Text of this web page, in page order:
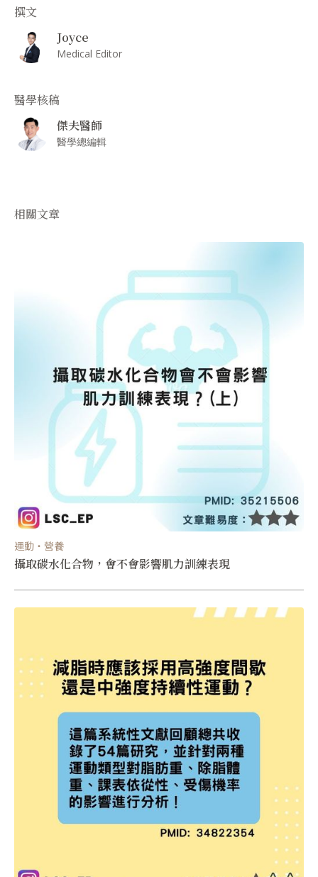
撰文
Joyce
Medical Editor
醫學核稿
傑夫醫師
醫學總編輯
相關文章
運動・營養
攝取碳水化合物，會不會影響肌力訓練表現